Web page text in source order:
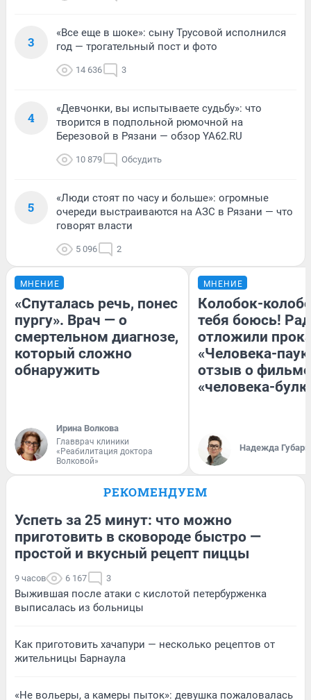
3
«Все еще в шоке»: сыну Трусовой исполнился
год — трогательный пост и фото
14 636 3
4
«Девчонки, вы испытываете судьбу»: что
творится в подпольной рюмочной на
Березовой в Рязани — обзор YA62.RU
10 879 Обсудить
5
«Люди стоят по часу и больше»: огромные
очереди выстраиваются на АЗС в Рязани — что
говорят власти
5 096 2
МНЕНИЕ
«Спуталась речь, понес
пургу». Врач — о
смертельном диагнозе,
который сложно
обнаружить
Ирина Волкова
Главврач клиники
«Реабилитация доктора
Волковой»
МНЕНИЕ
Колобок-
тебя боюсь!
отложили
«Человека-
отзыв о
«человека-
Надежда Губарь
РЕКОМЕНДУЕМ
Успеть за 25 минут: что можно
приготовить в сковороде быстро —
простой и вкусный рецепт пиццы
9 часов 6 167 3
Выжившая после атаки с кислотой петербурженка
выписалась из больницы
Как приготовить хачапури — несколько рецептов от
жительницы Барнаула
«Не вольеры, а камеры пыток»: девушка пожаловалась